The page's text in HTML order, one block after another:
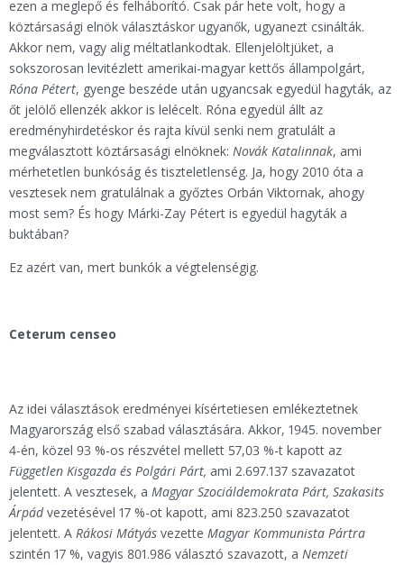
ezen a meglepő és felháborító. Csak pár hete volt, hogy a
köztársasági elnök választáskor ugyanők, ugyanezt csinálták.
Akkor nem, vagy alig méltatlankodtak. Ellenjelöltjüket, a
sokszorosan levitézlett amerikai-magyar kettős állampolgárt,
Róna Pétert, gyenge beszéde után ugyancsak egyedül hagyták, az
őt jelölő ellenzék akkor is lelécelt. Róna egyedül állt az
eredményhirdetéskor és rajta kívül senki nem gratulált a
megválasztott köztársasági elnöknek: Novák Katalinnak, ami
mérhetetlen bunkóság és tiszteletlenség. Ja, hogy 2010 óta a
vesztesek nem gratulálnak a győztes Orbán Viktornak, ahogy
most sem? És hogy Márki-Zay Pétert is egyedül hagyták a
buktában?
Ez azért van, mert bunkók a végtelenségig.
Ceterum censeo
Az idei választások eredményei kísértetiesen emlékeztetnek
Magyarország első szabad választására. Akkor, 1945. november
4-én, közel 93 %-os részvétel mellett 57,03 %-t kapott az
Független Kisgazda és Polgári Párt, ami 2.697.137 szavazatot
jelentett. A vesztesek, a Magyar Szociáldemokrata Párt, Szakasits
Árpádvezetésével 17 %-ot kapott, ami 823.250 szavazatot
jelentett. A Rákosi Mátyás vezette Magyar Kommunista Pártra
szintén 17 %, vagyis 801.986 választó szavazott, a Nemzeti